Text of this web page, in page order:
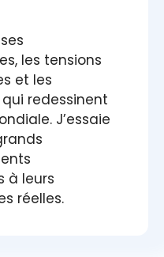
les tensions
et les
redessinent
J’essaie
à leurs
réelles.